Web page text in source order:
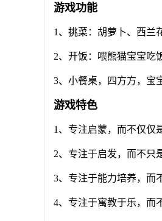
游戏功能
1、挑菜：胡萝卜、西兰
2、开饭：喂熊猫宝宝吃
3、小餐桌，四方方，宝
游戏特色
1、专注启蒙，而不仅仅
2、专注于启发，而不只
3、专注于能力培养，而
4、专注于寓教于乐，而